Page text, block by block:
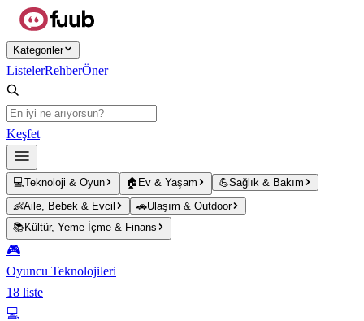
Ana içeriğe atla
Kategoriler
ListelerRehberÖner
Keşfet
💻Teknoloji & Oyun 🏠 Ev & Yaşam 💪Sağlık & Bakım
👶Aile, Bebek & Evcil 🚗Ulaşım & Outdoor
📚 Kültür, Yeme-İçme & Finans
🎮
Oyuncu Teknolojileri
18 liste
💻